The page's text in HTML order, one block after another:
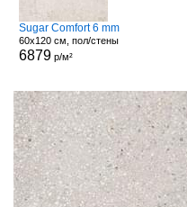
Sugar Comfort 6 mm
60x120 см, пол/стены
6879р/м²